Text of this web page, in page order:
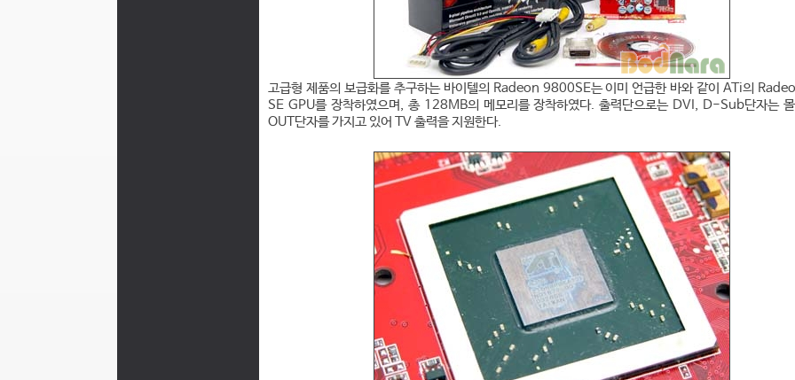
고급형 제품의 보급화를 추구하는 바이텔의 Radeon 9800SE는 이미 언급한 바와 같이 ATi의
SE GPU를 장착하였으며, 총 128MB의 메모리를 장착하였다. 출력단으로는 DVI, D-Sub단자는
OUT단자를 가지고 있어 TV 출력을 지원한다.